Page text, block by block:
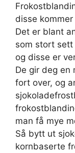
disse
Det er blant
som stort sett
og disse er
De gir deg en
fort over, og
man få mye
Så bytt ut
kornbaserte